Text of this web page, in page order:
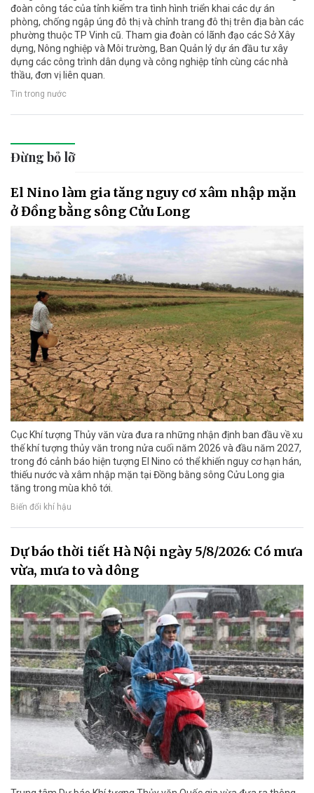
đoàn công tác của tỉnh kiểm tra tình hình triển khai các dự án
phòng, chống ngập úng đô thị và chỉnh trang đô thị trên địa bàn các
phường thuộc TP Vinh cũ. Tham gia đoàn có lãnh đạo các Sở Xây
dựng, Nông nghiệp và Môi trường, Ban Quản lý dự án đầu tư xây
dựng các công trình dân dụng và công nghiệp tỉnh cùng các nhà
thầu, đơn vị liên quan.
Tin trong nước
Đừng bỏ lỡ
El Nino làm gia tăng nguy cơ xâm nhập mặn
ở Đồng bằng sông Cửu Long
Cục Khí tượng Thủy văn vừa đưa ra những nhận định ban đầu về xu
thế khí tượng thủy văn trong nửa cuối năm 2026 và đầu năm 2027,
trong đó cảnh báo hiện tượng El Nino có thể khiến nguy cơ hạn hán,
thiếu nước và xâm nhập mặn tại Đồng bằng sông Cửu Long gia
tăng trong mùa khô tới.
Biến đổi khí hậu
Dự báo thời tiết Hà Nội ngày 5/8/2026: Có mưa
vừa, mưa to và dông